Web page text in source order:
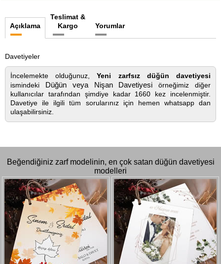
Açıklama
Teslimat &
Kargo
Yorumlar
Davetiyeler
İncelemekte olduğunuz,Yeni zarfsız düğün davetiyesi
ismindeki Düğün veya Nişan Davetiyesi örneğimiz diğer
kullanıcılar tarafından şimdiye kadar 1660 kez incelenmiştir.
Davetiye ile ilgili tüm sorularınız için hemen whatsapp dan
ulaşabilirsiniz.
Beğendiğiniz zarf modelinin, en çok satan düğün davetiyesi
modelleri